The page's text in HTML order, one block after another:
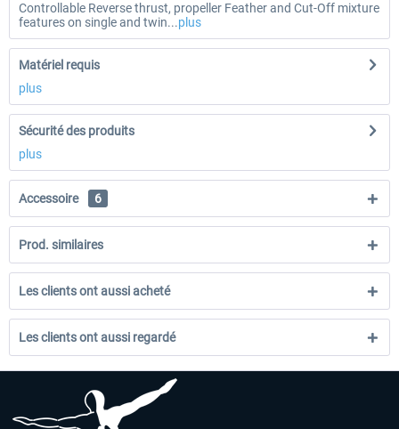
Controllable Reverse thrust, propeller Feather and Cut-Off mixture
features on single and twin...plus
Matériel requis
plus
Sécurité des produits
plus
Accessoire 6
Prod. similaires
Les clients ont aussi acheté
Les clients ont aussi regardé